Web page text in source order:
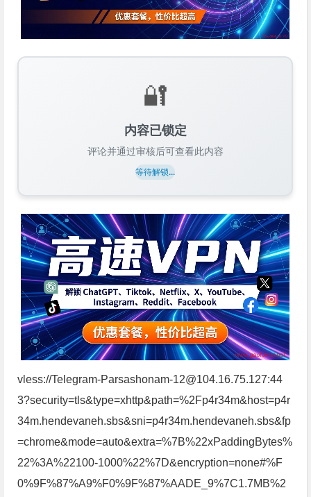
🔐
内容已锁定
评论并通过审核后可查看此内容
等待解锁...
vless://Telegram-Parsashonam-12@104.16.75.127:44
3?security=tls&type=xhttp&path=%2Fp4r34m&host=p4r
34m.hendevaneh.sbs&sni=p4r34m.hendevaneh.sbs&fp
=chrome&mode=auto&extra=%7B%22xPaddingBytes%
22%3A%22100-1000%22%7D&encryption=none#%F
0%9F%87%A9%F0%9F%87%AADE_9%7C1.7MB%2